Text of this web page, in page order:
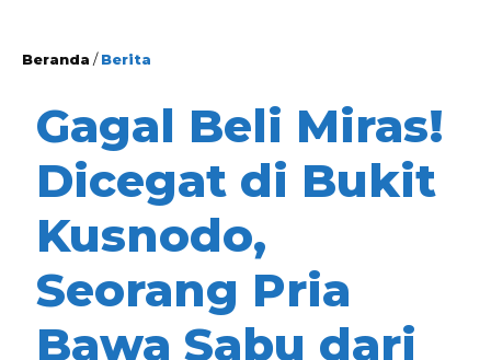
Beranda /Berita
Gagal Beli Miras!
Dicegat di Bukit
Kusnodo,
Seorang Pria
Bawa Sabu dari